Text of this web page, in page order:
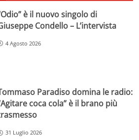
è il nuovo singolo di
Condello – L’intervista
4 Agosto 2026
Paradiso domina le radio:
coca cola” è il brano più
31 Luglio 2026